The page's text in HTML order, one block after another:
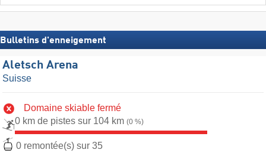
Bulletins d'enneigement
Aletsch Arena
Suisse
Domaine skiable fermé
0 km de pistes sur 104 km (0 %)
0 remontée(s) sur 35